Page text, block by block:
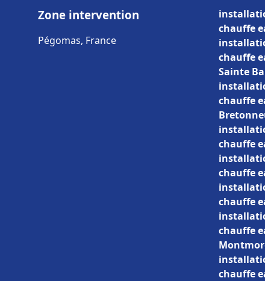
Zone intervention
Pégomas, France
chauffe
chauffe
Sainte
chauffe
chauffe
chauffe
chauffe
chauffe
chauffe